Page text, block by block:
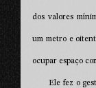
dos valores
um metro e
ocupar espaço
Ele fez o